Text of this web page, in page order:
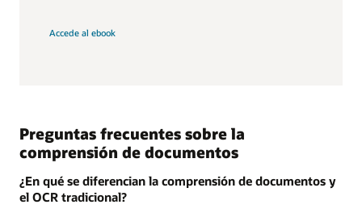
Accede al ebook
Preguntas frecuentes sobre la
comprensión de documentos
¿En qué se diferencian la comprensión de documentos y
el OCR tradicional?